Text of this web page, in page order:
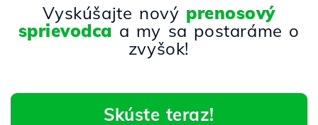
Vyskúšajte nový prenosový
sprievodca a my sa postaráme o
zvyšok!
Skúste teraz!